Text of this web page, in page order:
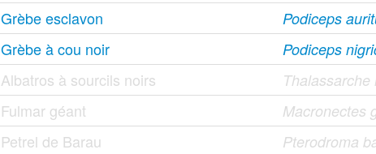
Grèbe esclavon Podiceps
Grèbe à cou noir Podiceps
Albatros à sourcils noirs
Fulmar géant Macronectes
Petrel de Barau Pterodroma